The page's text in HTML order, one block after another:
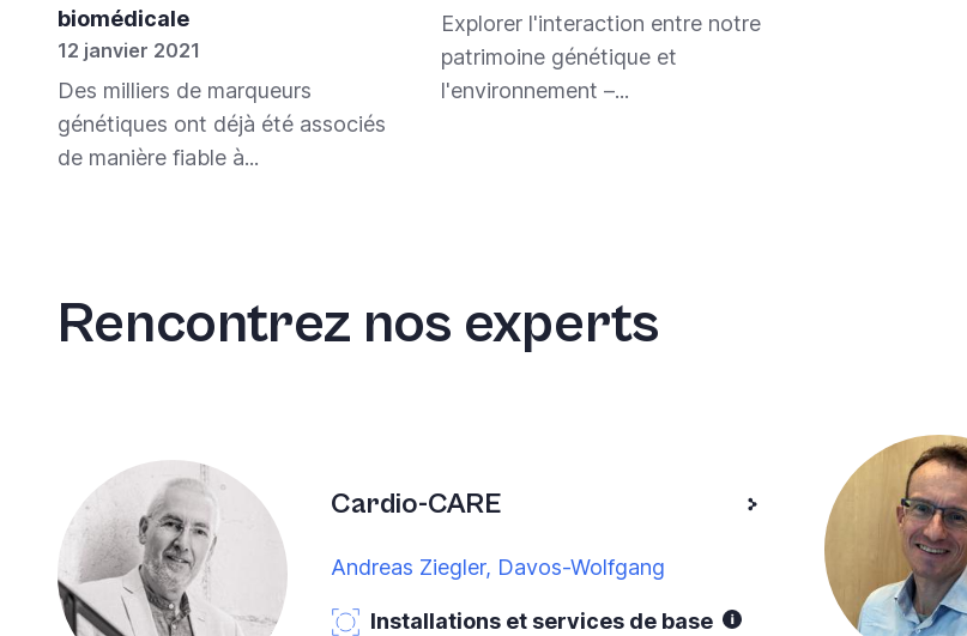
biomédicale
12 janvier 2021
Des milliers de marqueurs
génétiques ont déjà été associés
de manière fiable à...
Explorer l'interaction entre notre
patrimoine génétique et
l'environnement –...
Rencontrez nos experts
Cardio-CARE
Andreas Ziegler, Davos-Wolfgang
Installations et services de base